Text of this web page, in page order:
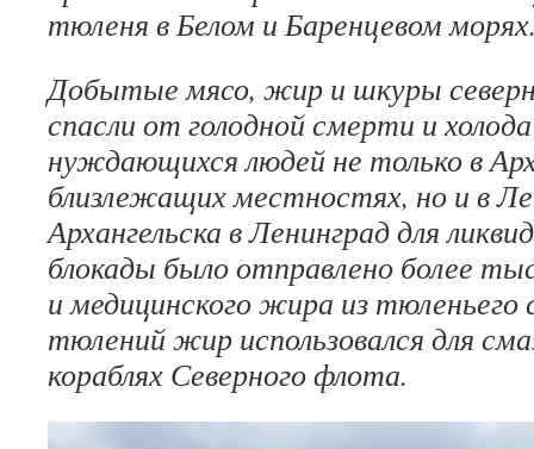
тюленя в Белом и Баренцевом
Добытые мясо, жир и шкуры
спасли от голодной смерти и
нуждающихся людей не только в
близлежащих местностях, но и в
Архангельска в Ленинград для
блокады было отправлено более
и медицинского жира из тюленьего
тюлений жир использовался для
кораблях Северного флота.